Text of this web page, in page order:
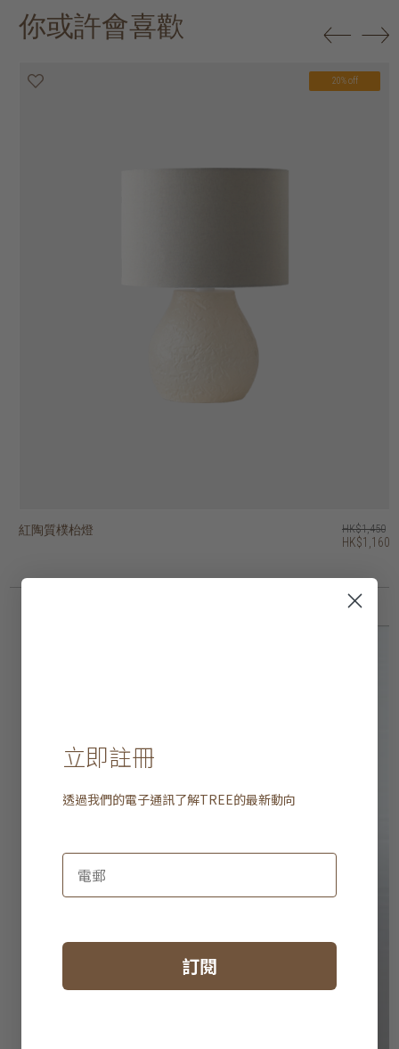
你或許會喜歡
20% off
紅陶質樸枱燈 HK$1,450
HK$1,160
20% off
紅陶枱燈 HK$2,250
HK$1,800
20% off
紅陶條紋枱燈 HK$1,950
HK$1,560
20% off
紅陶幾何枱燈 HK$2,250
HK$1,800
20% off
復古枱燈 HK$1,950
HK$1,560
bright 號角形吊燈 HK$1,450
bright 穹頂型吊燈 HK$1,550
bright 吊鐘形吊燈 HK$1,650
木根雕塑枱燈 HK$1,450
木根雕塑枱燈 HK$1,950
立即註冊
透過我們的電子通訊了解TREE的最新動向
訂閱